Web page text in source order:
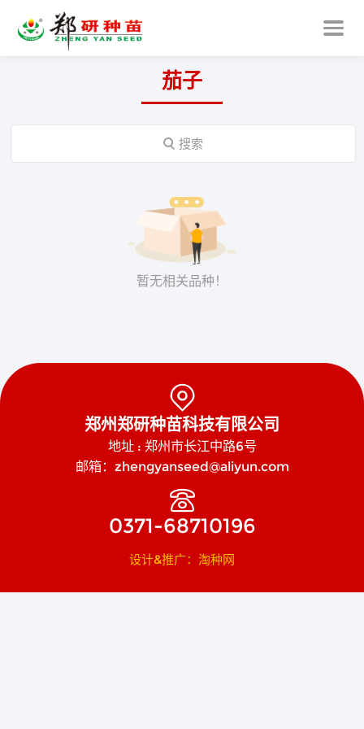
茄子
 搜索
暂无相关品种！

郑州郑研种苗科技有限公司
地址 : 郑州市长江中路6号
邮箱：zhengyanseed@aliyun.com

0371-68710196
设计&推广：淘种网